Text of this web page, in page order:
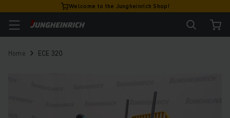
Welcome to the Jungheinrich Shop!
Home ECE 320